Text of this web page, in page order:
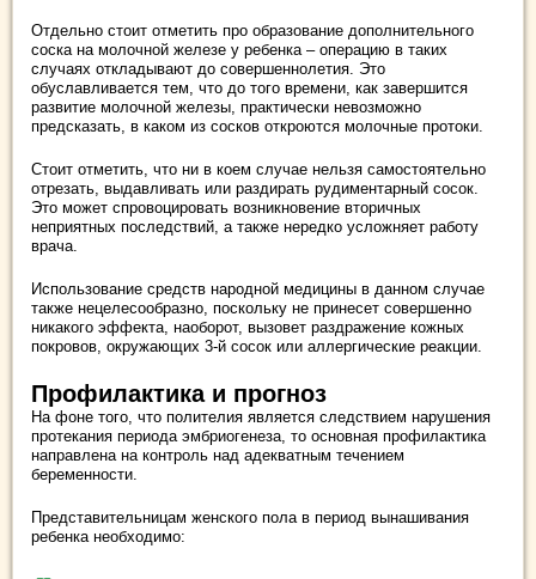
Отдельно стоит отметить про образование дополнительного
соска на молочной железе у ребенка – операцию в таких
случаях откладывают до совершеннолетия. Это
обуславливается тем, что до того времени, как завершится
развитие молочной железы, практически невозможно
предсказать, в каком из сосков откроются молочные протоки.
Стоит отметить, что ни в коем случае нельзя самостоятельно
отрезать, выдавливать или раздирать рудиментарный сосок.
Это может спровоцировать возникновение вторичных
неприятных последствий, а также нередко усложняет работу
врача.
Использование средств народной медицины в данном случае
также нецелесообразно, поскольку не принесет совершенно
никакого эффекта, наоборот, вызовет раздражение кожных
покровов, окружающих 3-й сосок или аллергические реакции.
Профилактика и прогноз
На фоне того, что полителия является следствием нарушения
протекания периода эмбриогенеза, то основная профилактика
направлена на контроль над адекватным течением
беременности.
Представительницам женского пола в период вынашивания
ребенка необходимо: